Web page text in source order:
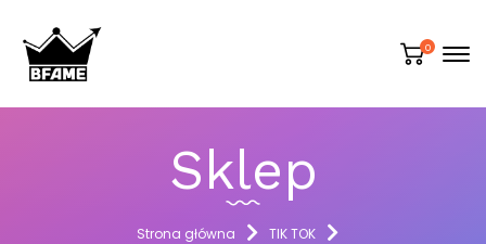
0
Sklep
Strona główna
TIK TOK